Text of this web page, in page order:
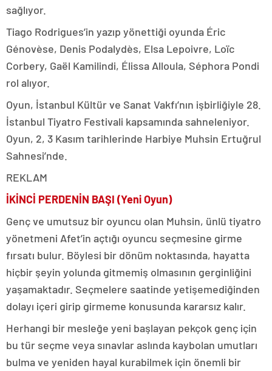
sağlıyor.
Tiago Rodrigues’in yazıp yönettiği oyunda Éric
Génovèse, Denis Podalydès, Elsa Lepoivre, Loïc
Corbery, Gaël Kamilindi, Élissa Alloula, Séphora Pondi
rol alıyor.
Oyun, İstanbul Kültür ve Sanat Vakfı’nın işbirliğiyle 28.
İstanbul Tiyatro Festivali kapsamında sahneleniyor.
Oyun, 2, 3 Kasım tarihlerinde Harbiye Muhsin Ertuğrul
Sahnesi’nde.
REKLAM
İKİNCİ PERDENİN BAŞI (Yeni Oyun)
Genç ve umutsuz bir oyuncu olan Muhsin, ünlü tiyatro
yönetmeni Afet’in açtığı oyuncu seçmesine girme
fırsatı bulur. Böylesi bir dönüm noktasında, hayatta
hiçbir şeyin yolunda gitmemiş olmasının gerginliğini
yaşamaktadır. Seçmelere saatinde yetişemediğinden
dolayı içeri girip girmeme konusunda kararsız kalır.
Herhangi bir mesleğe yeni başlayan pekçok genç için
bu tür seçme veya sınavlar aslında kaybolan umutları
bulma ve yeniden hayal kurabilmek için önemli bir